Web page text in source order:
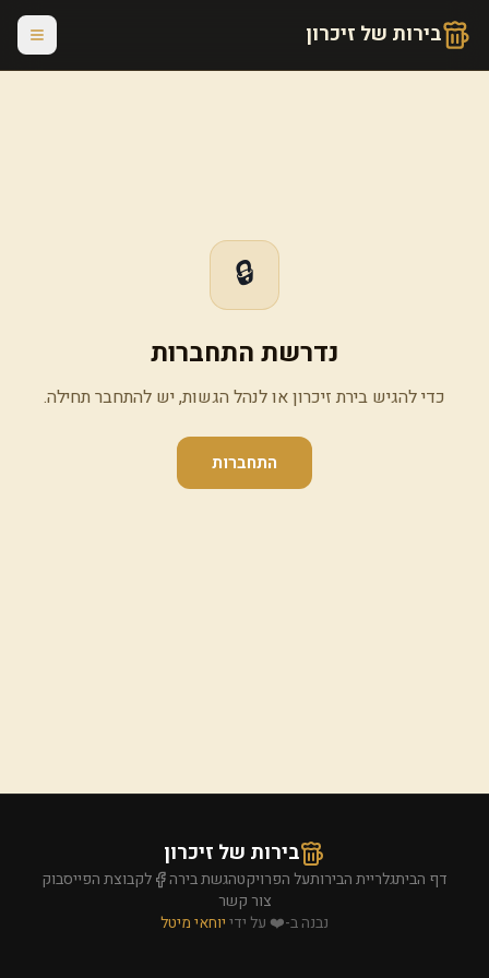
בירות של זיכרון
🔒
נדרשת התחברות
כדי להגיש בירת זיכרון או לנהל הגשות, יש להתחבר תחילה.
התחברות
בירות של זיכרון
דף הביתגלריית הבירותעל הפרויקטהגשת בירה
לקבוצת הפייסבוק
צור קשר
נבנה ב-❤️ על ידייוחאי מיטל